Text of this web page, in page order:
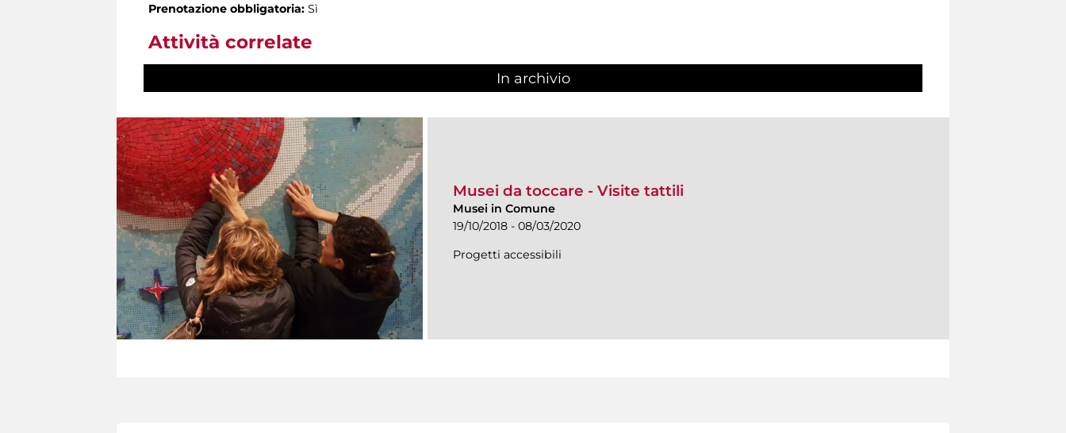
Prenotazione obbligatoria: Sì
Attività correlate
In archivio
Musei da toccare - Visite tattili
Musei in Comune
19/10/2018 - 08/03/2020
Progetti accessibili